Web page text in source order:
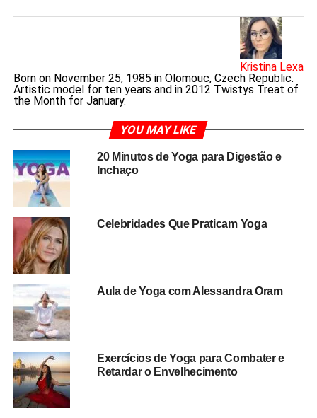
Kristina Lexa
Born on November 25, 1985 in Olomouc, Czech Republic.
Artistic model for ten years and in 2012 Twistys Treat of
the Month for January.
YOU MAY LIKE
20 Minutos de Yoga para Digestão e
Inchaço
Celebridades Que Praticam Yoga
Aula de Yoga com Alessandra Oram
Exercícios de Yoga para Combater e
Retardar o Envelhecimento